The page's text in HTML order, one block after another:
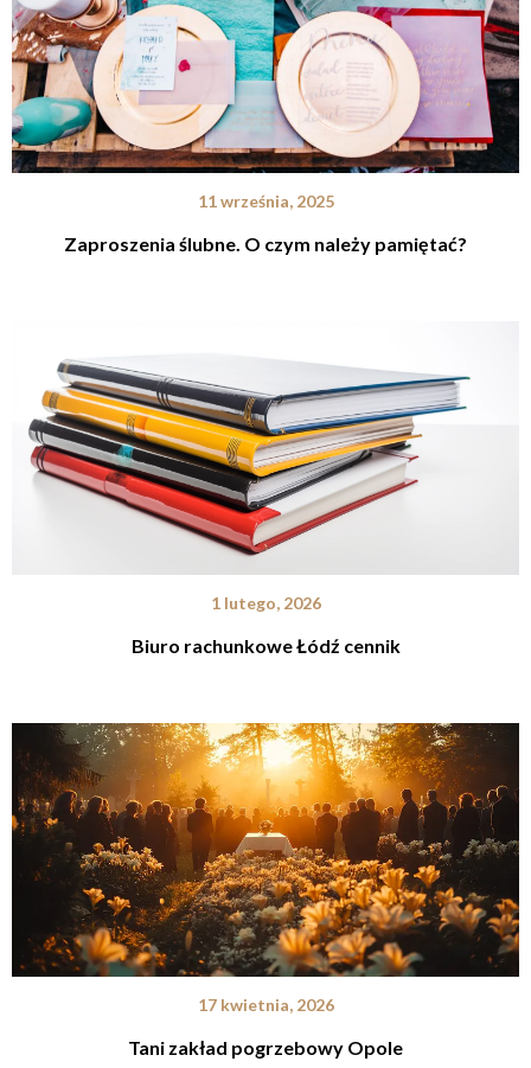
11 września, 2025
Zaproszenia ślubne. O czym należy pamiętać?
1 lutego, 2026
Biuro rachunkowe Łódź cennik
17 kwietnia, 2026
Tani zakład pogrzebowy Opole